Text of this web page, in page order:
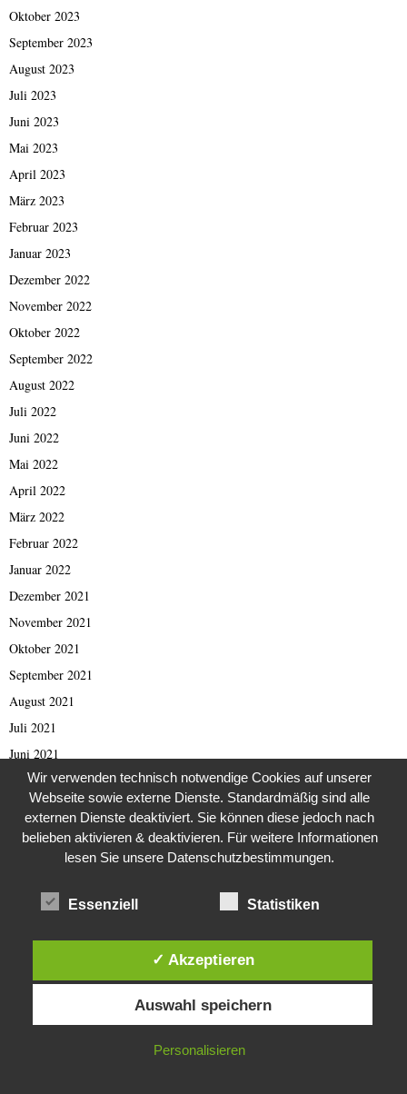
Oktober 2023
September 2023
August 2023
Juli 2023
Juni 2023
Mai 2023
April 2023
März 2023
Februar 2023
Januar 2023
Dezember 2022
November 2022
Oktober 2022
September 2022
August 2022
Juli 2022
Juni 2022
Mai 2022
April 2022
März 2022
Februar 2022
Januar 2022
Dezember 2021
November 2021
Oktober 2021
September 2021
August 2021
Juli 2021
Juni 2021
Mai 2021
April 2021
März 2021
Februar 2021
Dezember 2020
November 2020
Diese Website verwendet Cookies. Durch die weitere Nutzung dieser
Website stimmst du der Verwendung von Cookies zu.
IN ORDNUNG
Wir verwenden technisch notwendige Cookies auf unserer
Webseite sowie externe Dienste. Standardmäßig sind alle
externen Dienste deaktiviert. Sie können diese jedoch nach
belieben aktivieren & deaktivieren. Für weitere Informationen
lesen Sie unsere Datenschutzbestimmungen.
Essenziell Statistiken
✓ Akzeptieren
Auswahl speichern
Personalisieren